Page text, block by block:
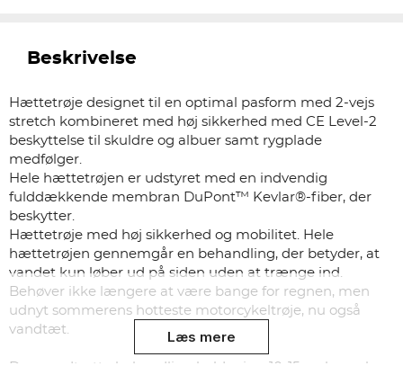
Beskrivelse
Hættetrøje designet til en optimal pasform med 2-vejs
stretch kombineret med høj sikkerhed med CE Level-2
beskyttelse til skuldre og albuer samt rygplade
medfølger.
Hele hættetrøjen er udstyret med en indvendig
fulddækkende membran DuPont™ Kevlar®-fiber, der
beskytter.
Hættetrøje med høj sikkerhed og mobilitet. Hele
hættetrøjen gennemgår en behandling, der betyder, at
vandet kun løber ud på siden uden at trænge ind.
Behøver ikke længere at være bange for regnen, men
udnyt sommerens hotteste motorcykeltrøje, nu også
vandtæt.
Den vandtætte behandling holder i ca 10-15 vaske og har
Læs mere